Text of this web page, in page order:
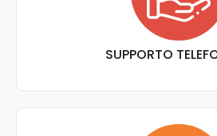
SUPPORTO